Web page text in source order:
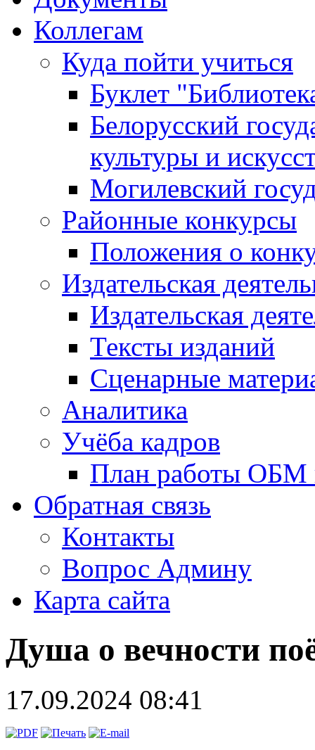
Коллегам
Куда пойти учиться
Буклет
Белорусский
культуры и
Могилевский
Районные конкурсы
Положения о
Издательская
Издательская
Тексты изданий
Сценарные
Аналитика
Учёба кадров
План работы ОБМ
Обратная связь
Контакты
Вопрос Админу
Карта сайта
Душа о вечности
17.09.2024 08:41